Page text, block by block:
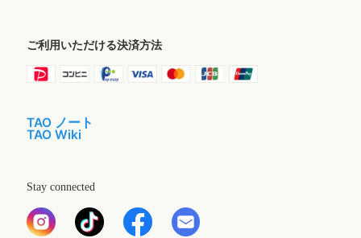
ご利用いただける決済方法
TAO ノート
TAO Wiki
Stay connected